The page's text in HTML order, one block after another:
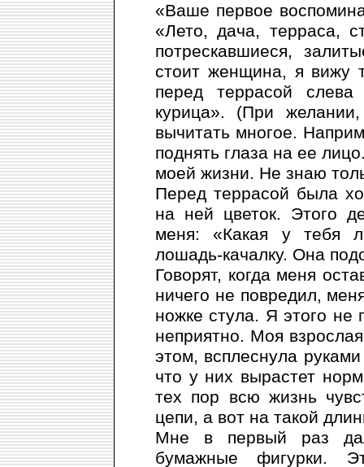
«Ваше первое
«Лето, дача, терраса,
потрескавшиеся,
стоит женщина, я вижу
перед террасой
курица». (При
вычитать многое.
поднять глаза на ее
моей жизни. Не знаю
Перед террасой была
на ней цветок. Этого
меня: «Какая у тебя
лошадь-качалку. Она
Говорят, когда меня
ничего не повредил,
ножке стула. Я этого
неприятно. Моя
этом, всплеснула
что у них вырастет
тех пор всю жизнь
цепи, а вот на такой
Мне в первый раз
бумажные фигурки.